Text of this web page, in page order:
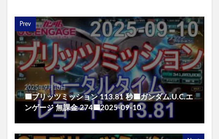
Prev
2025年9月10日
🟦ブリッツミッション 113.81 秒🟦ガンダム.U.C.エ
ンゲージ 無課金 274🟦2025-09-10